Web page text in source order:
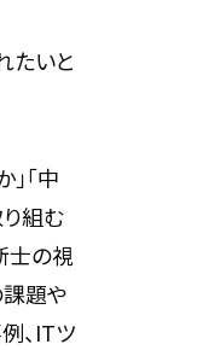
たいと
「中
組む
士の視
課題や
、ITツ